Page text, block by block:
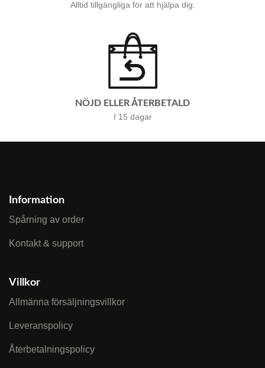
Alltid tillgängliga för att hjälpa dig.
NÖJD ELLER ÅTERBETALD
I 15 dagar
Information
Spårning av order
Kontakt & support
Villkor
Allmänna försäljningsvillkor
Leveranspolicy
Återbetalningspolicy